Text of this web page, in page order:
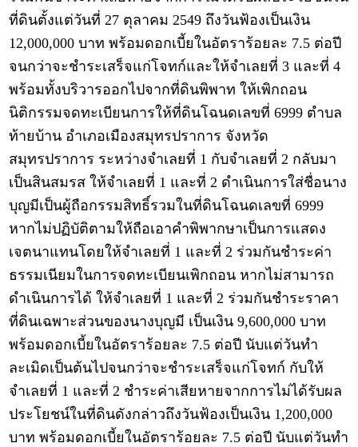
ที่ดินตั้งแต่วันที่ 27 ตุลาคม 2549 ถึงวันฟ้องเป็นเงิน
12,000,000 บาท พร้อมดอกเบี้ยในอัตราร้อยละ 7.5 ต่อปี
จนกว่าจะชำระเสร็จแก่โจทก์และให้จำเลยที่ 3 และที่ 4
พร้อมทั้งบริวารออกไปจากที่ดินพิพาท ให้เพิกถอน
นิติกรรมจดทะเบียนการให้ที่ดินโฉนดเลขที่ 6999 ตำบล
ท้ายบ้าน อำเภอเมืองสมุทรปราการ จังหวัด
สมุทรปราการ ระหว่างจำเลยที่ 1 กับจำเลยที่ 2 กลับมา
เป็นสินสมรส ให้จำเลยที่ 1 และที่ 2 ดำเนินการใส่ชื่อนาง
บุญมีเป็นผู้ถือกรรมสิทธิ์รวมในที่ดินโฉนดเลขที่ 6999
หากไม่ปฏิบัติตามให้ถือเอาคำพิพากษาเป็นการแสดง
เจตนาแทนโดยให้จำเลยที่ 1 และที่ 2 ร่วมกันชำระค่า
ธรรมเนียมในการจดทะเบียนเพิกถอน หากไม่สามารถ
ดำเนินการได้ ให้จำเลยที่ 1 และที่ 2 ร่วมกันชำระราคา
ที่ดินเฉพาะส่วนของนางบุญมี เป็นเงิน 9,600,000 บาท
พร้อมดอกเบี้ยในอัตราร้อยละ 7.5 ต่อปี นับแต่วันทำ
ละเมิดเป็นต้นไปจนกว่าจะชำระเสร็จแก่โจทก์ กับให้
จำเลยที่ 1 และที่ 2 ชำระค่าเสียหายจากการไม่ได้รับผล
ประโยชน์ในที่ดินดังกล่าวถึงวันฟ้องเป็นเงิน 1,200,000
บาท พร้อมดอกเบี้ยในอัตราร้อยละ 7.5 ต่อปี นับแต่วันทำ